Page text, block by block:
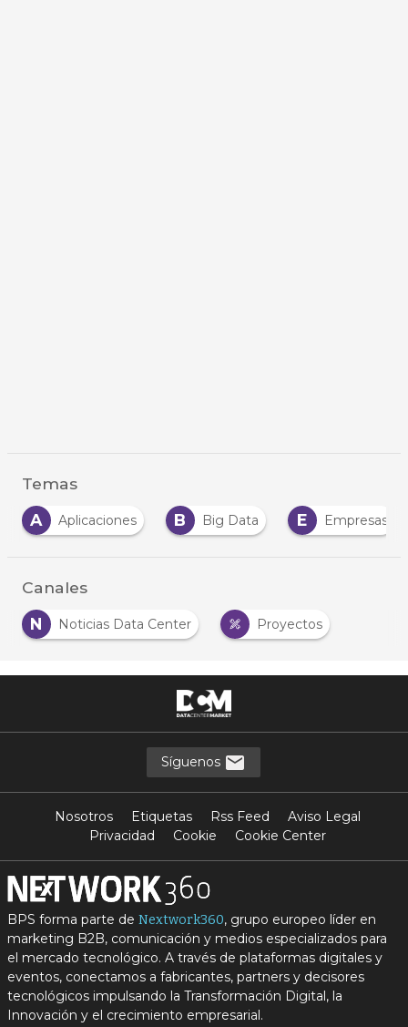
Temas
A
Aplicaciones B Big Data E Empresas
Canales
N
Noticias Data Center Proyectos
Síguenos
Nosotros Etiquetas Rss Feed
Aviso Legal
Privacidad
Cookie Cookie Center
BPS forma parte de Nextwork360, grupo europeo líder en
marketing B2B, comunicación y medios especializados para
el mercado tecnológico. A través de plataformas digitales y
eventos, conectamos a fabricantes, partners y decisores
tecnológicos impulsando la Transformación Digital, la
Innovación y el crecimiento empresarial.